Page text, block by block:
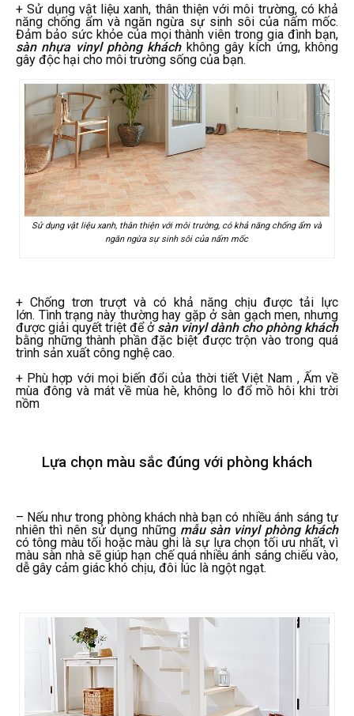
+ Sử dụng vật liệu xanh, thân thiện với môi trường, có khả
năng chống ẩm và ngăn ngừa sự sinh sôi của nấm mốc.
Đảm bảo sức khỏe của mọi thành viên trong gia đình bạn,
sàn nhựa vinyl phòng khách không gây kích ứng, không
gây độc hại cho môi trường sống của bạn.
Sử dụng vật liệu xanh, thân thiện với môi trường, có khả năng chống ẩm và
ngăn ngừa sự sinh sôi của nấm mốc
+ Chống trơn trượt và có khả năng chịu được tải lực
lớn. Tình trạng này thường hay gặp ở sàn gạch men, nhưng
được giải quyết triệt để ở sàn vinyl dành cho phòng khách
bằng những thành phần đặc biệt được trộn vào trong quá
trình sản xuất công nghệ cao.
+ Phù hợp với mọi biến đổi của thời tiết Việt Nam , Ấm về
mùa đông và mát về mùa hè, không lo đổ mồ hôi khi trời
nồm
Lựa chọn màu sắc đúng với phòng khách
– Nếu như trong phòng khách nhà bạn có nhiều ánh sáng tự
nhiên thì nên sử dụng những mẫu sàn vinyl phòng khách
có tông màu tối hoặc màu ghi là sự lựa chọn tối ưu nhất, vì
màu sàn nhà sẽ giúp hạn chế quá nhiều ánh sáng chiếu vào,
dễ gây cảm giác khó chịu, đôi lúc là ngột ngạt.